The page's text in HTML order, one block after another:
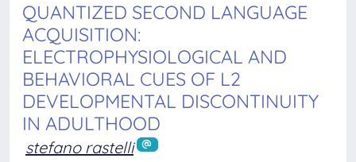
QUANTIZED SECOND LANGUAGE
ACQUISITION:
ELECTROPHYSIOLOGICAL AND
BEHAVIORAL CUES OF L2
DEVELOPMENTAL DISCONTINUITY
IN ADULTHOOD
stefano rastelli